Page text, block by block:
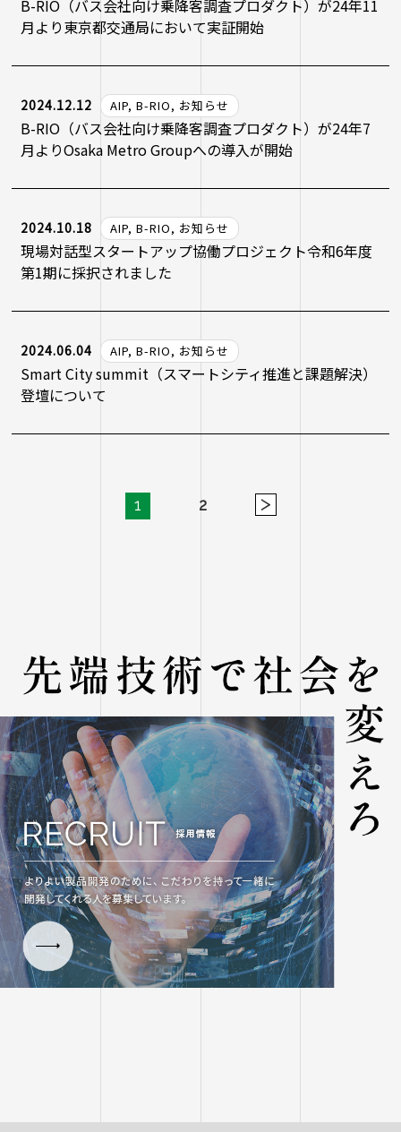
B-RIO（バス会社向け乗降客調査プロダクト）が24年11
月より東京都交通局において実証開始
2024.12.12 AIP, B-RIO, お知らせ
B-RIO（バス会社向け乗降客調査プロダクト）が24年7
月よりOsaka Metro Groupへの導入が開始
2024.10.18 AIP, B-RIO, お知らせ
現場対話型スタートアップ協働プロジェクト令和6年度
第1期に採択されました
2024.06.04 AIP, B-RIO, お知らせ
Smart City summit（スマートシティ推進と課題解決）
登壇について
1 2 >